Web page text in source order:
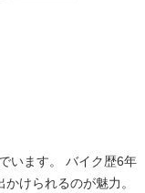
います。 バイク歴6年
けられるのが魅力。